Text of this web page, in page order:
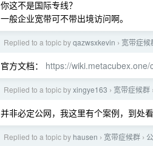
你这不是国际专线？
一般企业宽带可不带出境访问啊。
Replied to a topic byqazwsxkevin › 宽带症候
官方文档： https://
Replied to a topic byxingye163 › 宽带症候群 ›
并非必定公网，我这里有个案例，到处
Replied to a topic by hausen › 宽带症候群 ›